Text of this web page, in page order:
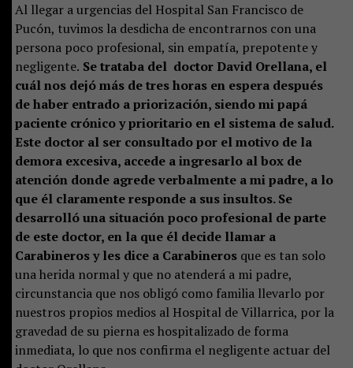
Al llegar a urgencias del Hospital San Francisco de
Pucón, tuvimos la desdicha de encontrarnos con una
persona poco profesional, sin empatía, prepotente y
negligente. Se trataba del doctor David Orellana, el
cuál nos dejó más de tres horas en espera después
de haber entrado a priorización, siendo mi papá
paciente crónico y prioritario en el sistema de salud.
Este doctor al ser consultado por el motivo de la
demora excesiva, accede a ingresarlo al box de
atención donde agrede verbalmente a mi padre, a lo
que él claramente responde a sus insultos. Se
desarrolló una situación poco profesional de parte
de este doctor, en la que él decide llamar a
Carabineros y les dice a Carabinerosque es tan solo
una herida normal y que no atenderá a mi padre,
circunstancia que nos obligó como familia llevarlo por
nuestros propios medios al Hospital de Villarrica, por la
gravedad de su pierna es hospitalizado de forma
inmediata, lo que nos confirma el negligente actuar del